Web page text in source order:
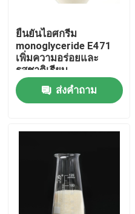
ทัวร์โรงงาน
ควบคุมคุณภาพ
ติดต่อเรา
ขอใบเสนอราคา
ยืนยันไอศกรีม
monoglyceride E471
เพิ่มความอร่อยและ
รสชาติเรียบ
ส่งคำถาม